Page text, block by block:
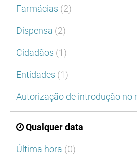
Farmácias (2)
Dispensa (2)
Cidadãos (1)
Entidades (1)
Autorização de introdução no
Qualquer data
Última hora (0)